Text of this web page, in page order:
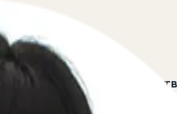
и ФССП в течение 5 минут!